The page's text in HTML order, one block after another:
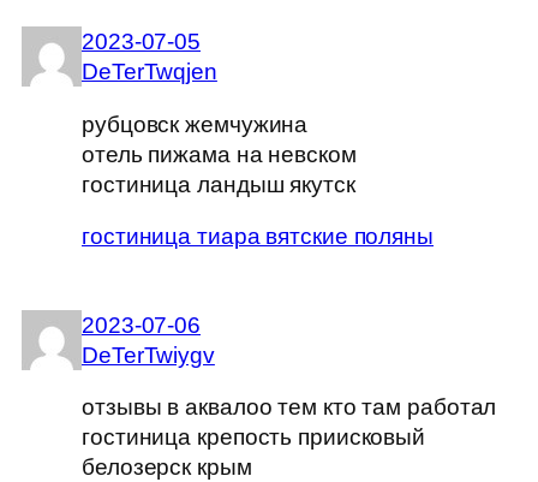
2023-07-05
DeTerTwqjen
рубцовск жемчужина
отель пижама на невском
гостиница ландыш якутск
гостиница тиара вятские поляны
2023-07-06
DeTerTwiygv
отзывы в аквалоо тем кто там работал
гостиница крепость приисковый
белозерск крым